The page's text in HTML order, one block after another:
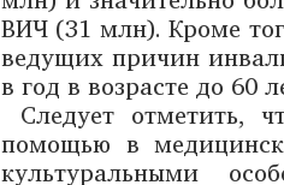
ВИЧ (31 млн). Кроме
ведущих причин
в год в возрасте до 60
Следует отметить,
помощью в
культуральными